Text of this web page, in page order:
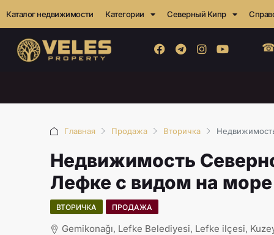
Каталог недвижимости Категории Северный Кипр
☎
Главная Продажа Вторичка
Недвижимость
Лефке с видом на море
ВТОРИЧКА ПРОДАЖА
Gemikonağı, Lefke Belediyesi, Lefke ilçesi,